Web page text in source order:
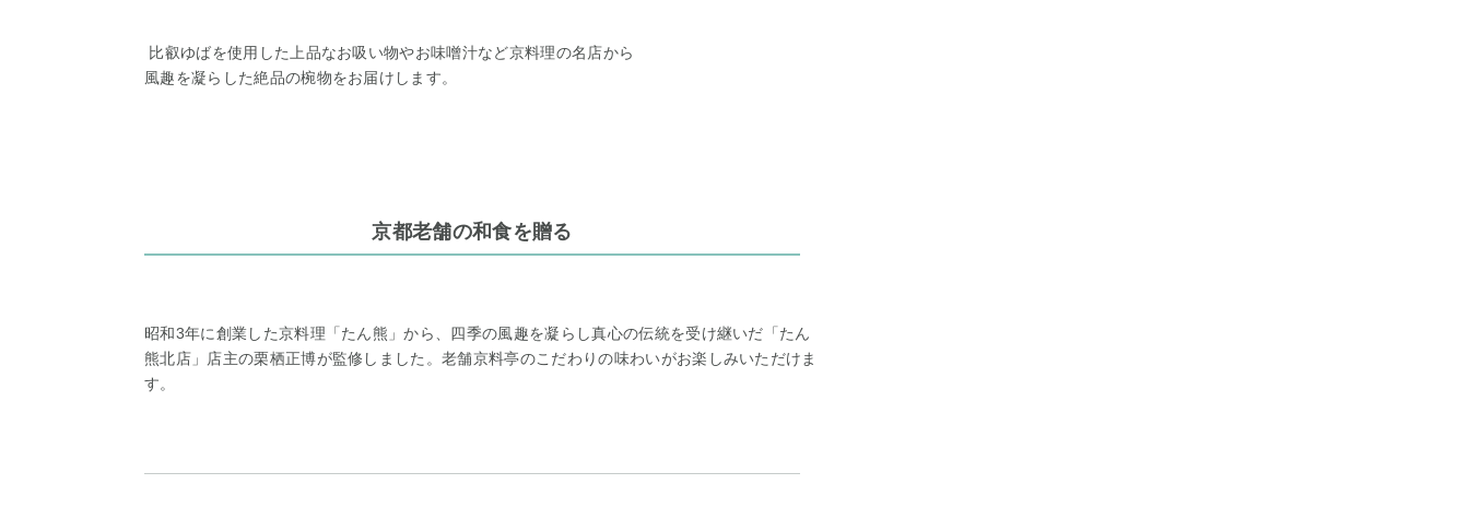
比叡ゆばを使用した上品なお吸い物やお味噌汁など京料理の名店から
風趣を凝らした絶品の椀物をお届けします。
京都老舗の和食を贈る
昭和3年に創業した京料理「たん熊」から、四季の風趣を凝らし真心の伝統を受け継いだ「たん
熊北店」店主の栗栖正博が監修しました。老舗京料亭のこだわりの味わいがお楽しみいただけま
す。